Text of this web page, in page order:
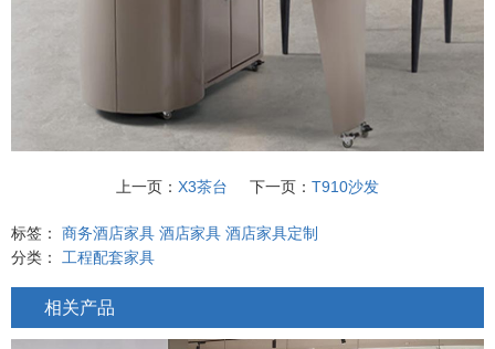
上一页： X3茶台 下一页： T910沙发
标签： 商务酒店家具 酒店家具 酒店家具定制
分类： 工程配套家具
相关产品